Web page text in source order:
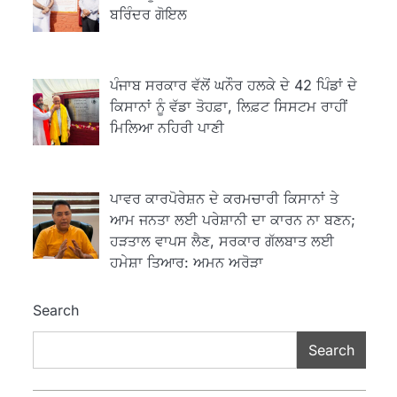
ਬਰਿੰਦਰ ਗੋਇਲ
ਪੰਜਾਬ ਸਰਕਾਰ ਵੱਲੋਂ ਘਨੌਰ ਹਲਕੇ ਦੇ 42 ਪਿੰਡਾਂ ਦੇ
ਕਿਸਾਨਾਂ ਨੂੰ ਵੱਡਾ ਤੋਹਫ਼ਾ, ਲਿਫ਼ਟ ਸਿਸਟਮ ਰਾਹੀਂ
ਮਿਲਿਆ ਨਹਿਰੀ ਪਾਣੀ
ਪਾਵਰ ਕਾਰਪੋਰੇਸ਼ਨ ਦੇ ਕਰਮਚਾਰੀ ਕਿਸਾਨਾਂ ਤੇ
ਆਮ ਜਨਤਾ ਲਈ ਪਰੇਸ਼ਾਨੀ ਦਾ ਕਾਰਨ ਨਾ ਬਣਨ;
ਹੜਤਾਲ ਵਾਪਸ ਲੈਣ, ਸਰਕਾਰ ਗੱਲਬਾਤ ਲਈ
ਹਮੇਸ਼ਾ ਤਿਆਰ: ਅਮਨ ਅਰੋੜਾ
Search
Search
2
ਖੇਤੀਬਾੜੀ ਵਿਭਾਗ ਵੱਲੋਂ ‘ਮਿਸ਼ਨ ਫਾਰ
ਕਾਟਨ ਪ੍ਰੋਡਕਟੀਵਿਟੀ’ ਅਧੀਨ ਪਿੰਡ
ਰਾਸ਼ਟਰੀ ਮਨੁੱਖੀ ਅਧਿਕਾਰ ਕਮਿਸ਼ਨ ਦੇ
ਮੈਂਬਰ ਪ੍ਰਿਯਾਂਕ ਕਾਨੂੰਨਗੋ ਵਲੋਂ ਬਰਨਾਲਾ
ਵਿੱਚ ਵੱਖ-ਵੱਖ ਸਕੀਮਾਂ ਦਾ ਜਾਇਜ਼ਾ
Editor
ਫੀਸਦੀ ਮੁਕੰਮਲ: ਜ਼ਿਲ੍ਹਾ ਚੋਣ ਅਫ਼ਸਰ
5
ਮੋਦੀ ਜੀ ਪੁਲਿਸ ਦੇ ਦਮ ‘ਤੇ ਨੈਸ਼ਨਲ
ਟਾਊਨਹਾਲ ਅਗੇਂਸਟ ਈ-20 ਨੂੰ ਰੋਕਣ